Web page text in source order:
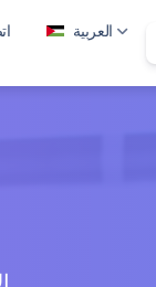
العربية